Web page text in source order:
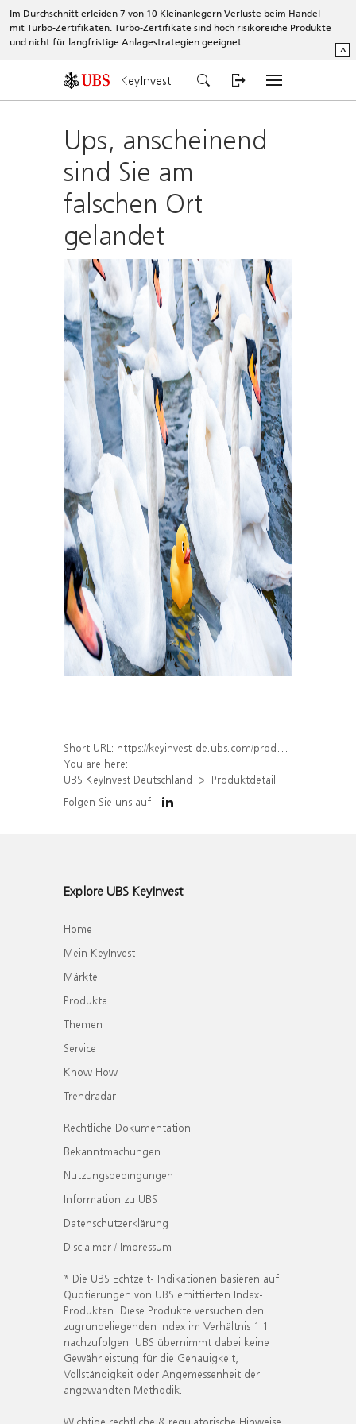
Im Durchschnitt erleiden 7 von 10 Kleinanlegern Verluste beim Handel
mit Turbo-Zertifikaten. Turbo-Zertifikate sind hoch risikoreiche Produkte
und nicht für langfristige Anlagestrategien geeignet.
^
KeyInvest
Ups, anscheinend
sind Sie am
falschen Ort
gelandet
Short URL: https://keyinvest-de.ubs.com/produkt/detail/index/isin/DE000WA53UX8
You are here:
UBS KeyInvest Deutschland
Produktdetail
Folgen Sie uns auf
Explore UBS KeyInvest
Home
Mein KeyInvest
Märkte
Produkte
Themen
Service
Know How
Trendradar
Rechtliche Dokumentation
Bekanntmachungen
Nutzungsbedingungen
Information zu UBS
Datenschutzerklärung
Disclaimer / Impressum
* Die UBS Echtzeit- Indikationen basieren auf
Quotierungen von UBS emittierten Index-
Produkten. Diese Produkte versuchen den
zugrundeliegenden Index im Verhältnis 1:1
nachzufolgen. UBS übernimmt dabei keine
Gewährleistung für die Genauigkeit,
Vollständigkeit oder Angemessenheit der
angewandten Methodik.